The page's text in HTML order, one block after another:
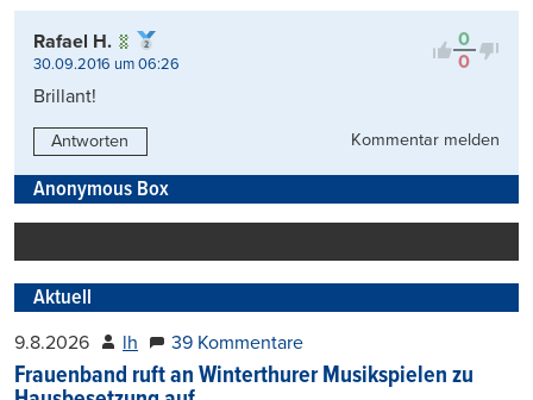
0
0
Rafael H.
30.09.2016 um 06:26
Brillant!
Antworten Kommentar melden
Anonymous Box
Aktuell
9.8.2026 lh 39 Kommentare
Frauenband ruft an Winterthurer Musikspielen zu